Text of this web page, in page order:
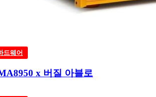
드웨어
x 버질 아블로